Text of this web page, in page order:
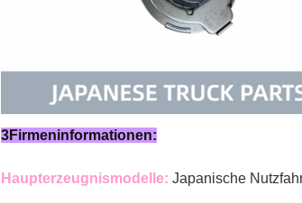
3Firmeninformationen:
Haupterzeugnismodelle: Japanische